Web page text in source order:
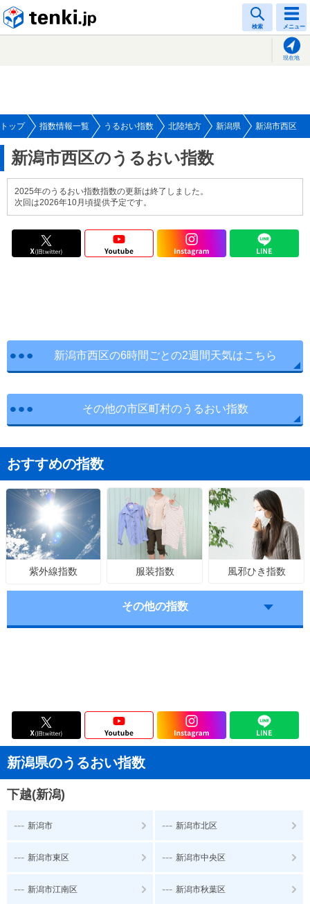
検索 メニュー
現在地
トップ 指数情報一覧 うるおい指数 北陸地方 新潟県 新潟市西区
新潟市西区のうるおい指数
2025年のうるおい指数指数の更新は終了しました。
次回は2026年10月頃提供予定です。
新潟市西区の6時間ごとの2週間天気はこちら
その他の市区町村のうるおい指数
おすすめの指数
紫外線指数 服装指数 風邪ひき指数
その他の指数
新潟県のうるおい指数
下越(新潟)
--- 新潟市 --- 新潟市北区
--- 新潟市東区 --- 新潟市中央区
--- 新潟市江南区 --- 新潟市秋葉区